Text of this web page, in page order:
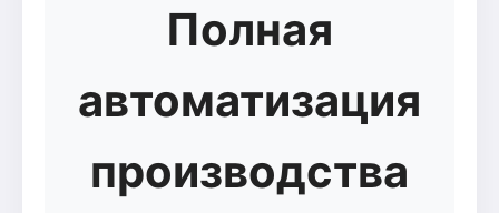
Полная
автоматизация
производства